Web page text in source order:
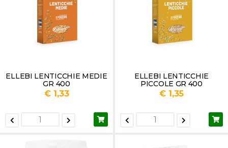
ELLEBI LENTICCHIE MEDIE
GR 400
€ 1,33
ELLEBI LENTICCHIE
PICCOLE GR 400
€ 1,35